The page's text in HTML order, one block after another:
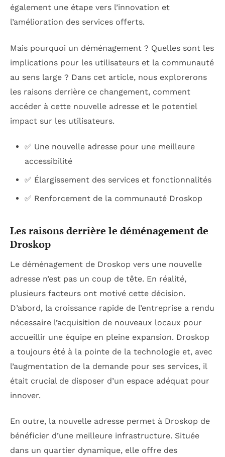
également une étape vers l’innovation et
l’amélioration des services offerts.
Mais pourquoi un déménagement ? Quelles sont les
implications pour les utilisateurs et la communauté
au sens large ? Dans cet article, nous explorerons
les raisons derrière ce changement, comment
accéder à cette nouvelle adresse et le potentiel
impact sur les utilisateurs.
✅ Une nouvelle adresse pour une meilleure
accessibilité
✅ Élargissement des services et fonctionnalités
✅ Renforcement de la communauté Droskop
Les raisons derrière le déménagement de
Droskop
Le déménagement de Droskop vers une nouvelle
adresse n’est pas un coup de tête. En réalité,
plusieurs facteurs ont motivé cette décision.
D’abord, la croissance rapide de l’entreprise a rendu
nécessaire l’acquisition de nouveaux locaux pour
accueillir une équipe en pleine expansion. Droskop
a toujours été à la pointe de la technologie et, avec
l’augmentation de la demande pour ses services, il
était crucial de disposer d’un espace adéquat pour
innover.
En outre, la nouvelle adresse permet à Droskop de
bénéficier d’une meilleure infrastructure. Située
dans un quartier dynamique, elle offre des